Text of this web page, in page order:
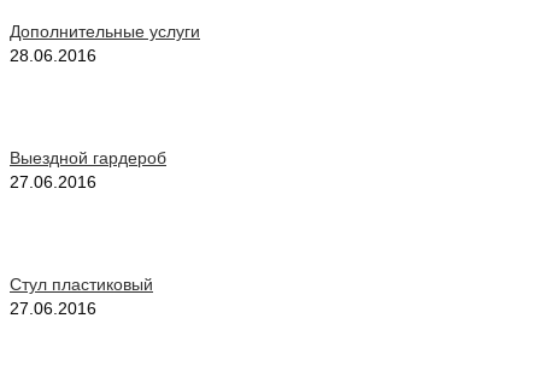
Дополнительные услуги
28.06.2016
Выездной гардероб
27.06.2016
Стул пластиковый
27.06.2016